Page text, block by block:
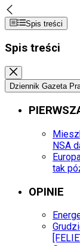
Spis treści
Spis treści
Dziennik Gazeta
NSA
tak
OPINIE